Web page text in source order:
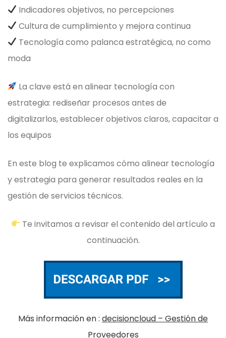
Indicadores objetivos, no percepciones
Cultura de cumplimiento y mejora continua
Tecnología como palanca estratégica, no como
moda
La clave está en alinear tecnología con
estrategia: rediseñar procesos antes de
digitalizarlos, establecer objetivos claros, capacitar a
los equipos
En este blog te explicamos cómo alinear tecnología
y estrategia para generar resultados reales en la
gestión de servicios técnicos.
Te invitamos a revisar el contenido del artículo a
continuación.
Más información en : decisioncloud – Gestión de
Proveedores